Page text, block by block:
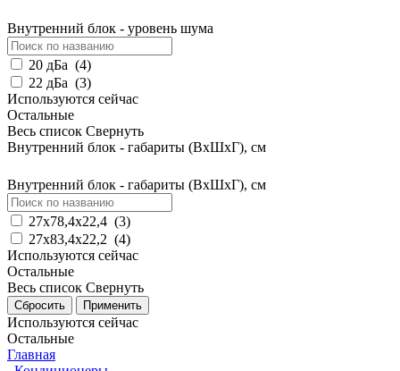
Внутренний блок - уровень шума
20 дБа (4)
22 дБа (3)
Используются сейчас
Остальные
Весь список Свернуть
Внутренний блок - габариты (ВхШхГ), см
Внутренний блок - габариты (ВхШхГ), см
27х78,4х22,4 (3)
27х83,4х22,2 (4)
Используются сейчас
Остальные
Весь список Свернуть
Используются сейчас
Остальные
Главная